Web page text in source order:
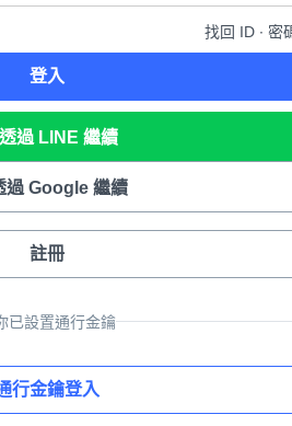
找回 ID ∙ 密
登入
透過 LINE 繼續
過 Google 繼續
註冊
已設置通行金鑰
行金鑰登入